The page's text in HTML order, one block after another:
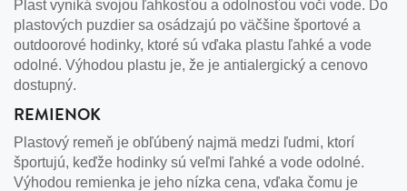
Plast vyniká svojou ľahkosťou a odolnosťou voči vode. Do
plastových puzdier sa osádzajú po väčšine športové a
outdoorové hodinky, ktoré sú vďaka plastu ľahké a vode
odolné. Výhodou plastu je, že je antialergický a cenovo
dostupný.
REMIENOK
Plastový remeň je obľúbený najmä medzi ľudmi, ktorí
športujú, keďže hodinky sú veľmi ľahké a vode odolné.
Výhodou remienka je jeho nízka cena, vďaka čomu je